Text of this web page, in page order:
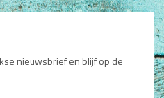
nieuwsbrief en blijf op de